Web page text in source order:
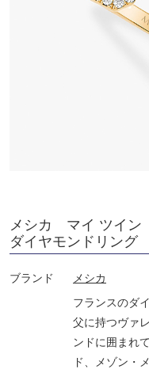
メシカ マイ ツイン
ダイヤモンドリング
ブランド
メシカ
フランスのダ
父に持つヴァ
ンドに囲まれ
ド、メゾン・